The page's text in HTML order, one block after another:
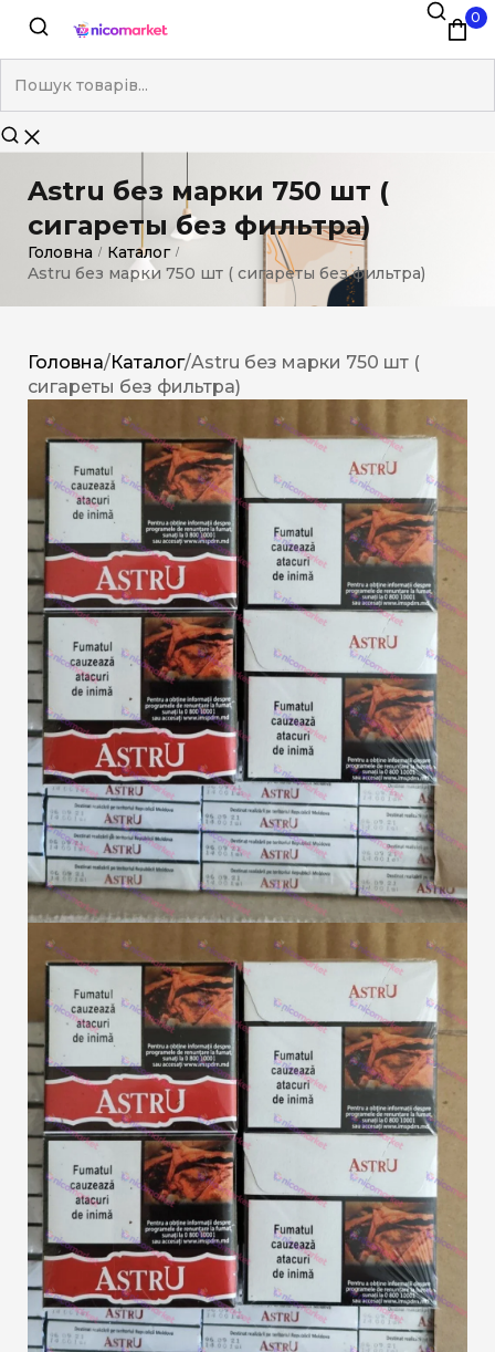
0
Astru без марки 750 шт (
сигареты без фильтра)
Головна / Каталог /
Astru без марки 750 шт ( сигареты без фильтра)
Головна/Каталог/Astru без марки 750 шт (
сигареты без фильтра)